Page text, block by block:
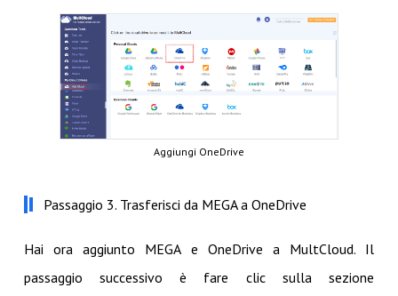
Aggiungi OneDrive
Passaggio 3. Trasferisci da MEGA a OneDrive
Hai ora aggiunto MEGA e OneDrive a MultCloud. Il
passaggio successivo è fare clic sulla sezione